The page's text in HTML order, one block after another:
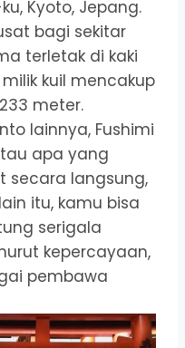
Kyoto, Jepang.
bagi sekitar
terletak di kaki
kuil mencakup
meter.
lainnya, Fushimi
apa yang
secara langsung,
itu, kamu bisa
serigala
kepercayaan,
pembawa